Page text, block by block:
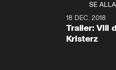
träffa hittebarnet Charlie, som
Kurre och pigan Gerda. När
sig Charlie bortvald. Men en
och söker upp Charlie i smyg. Han
upptåg, men vad döljer
SE ALLA
18 DEC. 2018
Trailer: Vill
Kristerz